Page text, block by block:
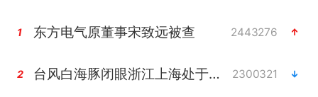
1 东方电气原董事宋致远被查 2443276
2 台风白海豚闭眼浙江上海处于危险半圆 2300321